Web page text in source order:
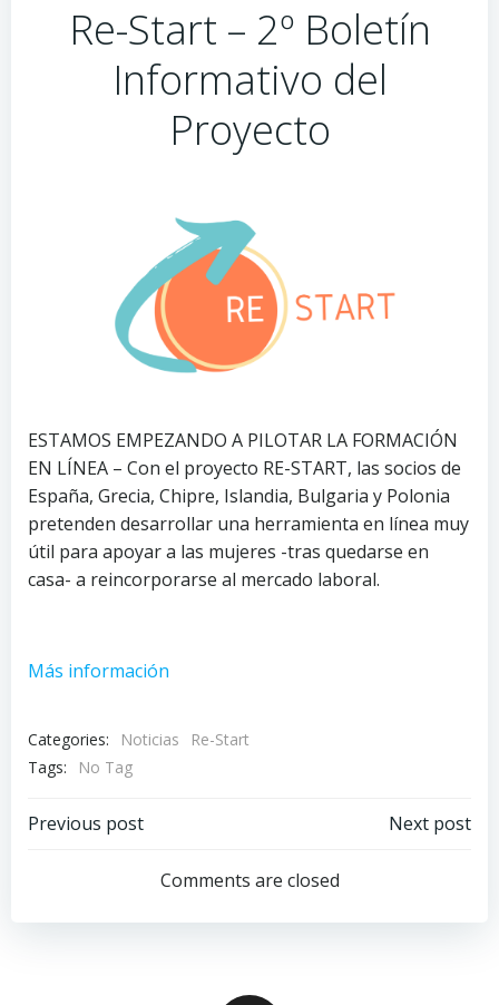
Re-Start – 2º Boletín
Informativo del
Proyecto
ESTAMOS EMPEZANDO A PILOTAR LA FORMACIÓN
EN LÍNEA – Con el proyecto RE-START, las socios de
España, Grecia, Chipre, Islandia, Bulgaria y Polonia
pretenden desarrollar una herramienta en línea muy
útil para apoyar a las mujeres -tras quedarse en
casa- a reincorporarse al mercado laboral.
Más información
Categories: Noticias
Re-Start
Tags:
No Tag
Post
navigation
Previous post
navigation
Next post
Comments are closed